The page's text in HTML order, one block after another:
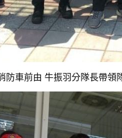
防車前由 牛振羽分隊長帶領